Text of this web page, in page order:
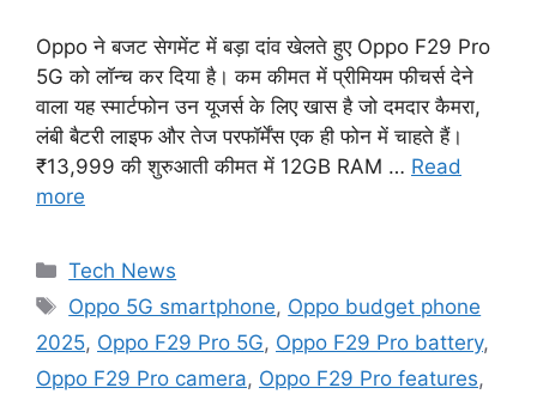
Oppo ने बजट सेगमेंट में बड़ा दांव खेलते हुए Oppo F29 Pro
5G को लॉन्च कर दिया है। कम कीमत में प्रीमियम फीचर्स देने
वाला यह स्मार्टफोन उन यूजर्स के लिए खास है जो दमदार कैमरा,
लंबी बैटरी लाइफ और तेज परफॉर्मेंस एक ही फोन में चाहते हैं।
₹13,999 की शुरुआती कीमत में 12GB RAM … Read
more
Categories
Tech News
Tags
Oppo 5G smartphone, Oppo budget phone
2025, Oppo F29 Pro 5G, Oppo F29 Pro battery,
Oppo F29 Pro camera, Oppo F29 Pro features,